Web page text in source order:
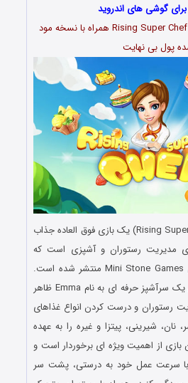
گیم Rising Super Chef 2: Cooking Game همراه با نسخه مود
پول بی نهایت
ظهور سرآشپز ۲ (Rising Super Chef 2) یک بازی فوق العاده جذاب
مدیریت رستوران و آشپزی است که
توسط استدیو بازی سازی Mini Stone Games منتشر شده است.
در این بازی شما در نقش یک سرآشپز حرفه ای به نام Emma ظاهر
رستوران و درست کردن انواع غذاهای
نان، شیرینی، پیتزا و غیره را به عهده
بازی از اهمیت ویژه ای برخوردار است و
با سرعت عمل خود به درستی، پشت سر